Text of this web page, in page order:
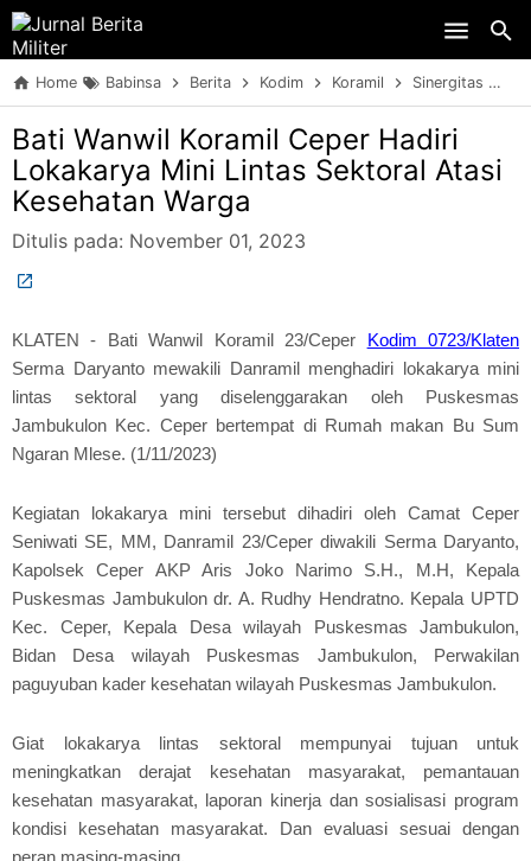
Home Babinsa Berita Kodim Koramil Sinergitas
Bati Wanwil Koramil Ceper Hadiri
Lokakarya Mini Lintas Sektoral Atasi
Kesehatan Warga
Ditulis pada: November 01, 2023
KLATEN - Bati Wanwil Koramil 23/Ceper
Kodim 0723/Klaten
Serma Daryanto mewakili Danramil menghadiri lokakarya mini
lintas sektoral yang diselenggarakan oleh Puskesmas
Jambukulon Kec. Ceper bertempat di Rumah makan Bu Sum
Ngaran Mlese. (1/11/2023)
Kegiatan lokakarya mini tersebut dihadiri oleh Camat Ceper
Seniwati SE, MM, Danramil 23/Ceper diwakili Serma Daryanto,
Kapolsek Ceper AKP Aris Joko Narimo S.H., M.H, Kepala
Puskesmas Jambukulon dr. A. Rudhy Hendratno. Kepala UPTD
Kec. Ceper, Kepala Desa wilayah Puskesmas Jambukulon,
Bidan Desa wilayah Puskesmas Jambukulon, Perwakilan
paguyuban kader kesehatan wilayah Puskesmas Jambukulon.
Giat lokakarya lintas sektoral mempunyai tujuan untuk
meningkatkan derajat kesehatan masyarakat, pemantauan
kesehatan masyarakat, laporan kinerja dan sosialisasi program
kondisi kesehatan masyarakat. Dan evaluasi sesuai dengan